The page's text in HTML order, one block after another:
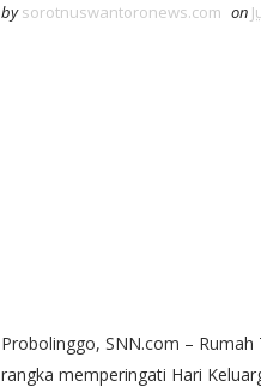
by sorotnuswantoronews.com on
Probolinggo, SNN.com –
rangka memperingati Hari